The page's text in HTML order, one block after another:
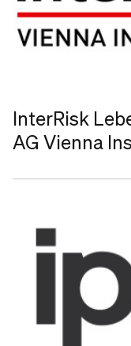
InterRisk
AG Vienna